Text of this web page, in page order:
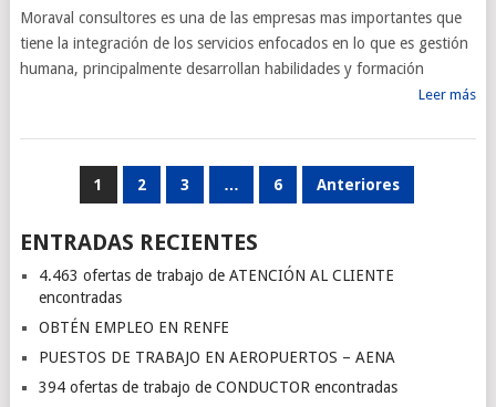
Moraval consultores es una de las empresas mas importantes que
tiene la integración de los servicios enfocados en lo que es gestión
humana, principalmente desarrollan habilidades y formación
Leer más
PAGINACIÓN
ENTRADAS
1 2 3 … 6 Anteriores
ENTRADAS RECIENTES
4.463 ofertas de trabajo de ATENCIÓN AL CLIENTE
encontradas
OBTÉN EMPLEO EN RENFE
PUESTOS DE TRABAJO EN AEROPUERTOS – AENA
394 ofertas de trabajo de CONDUCTOR encontradas